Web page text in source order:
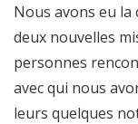
Nous avons eu
deux nouvelles
personnes
avec qui nous
leurs quelques